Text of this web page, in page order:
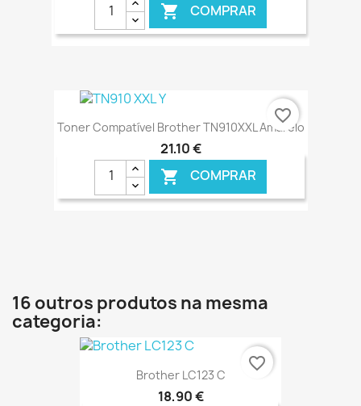
 COMPRAR
€ ONLINE
Toner Compatível Brother TN910XXL Amarelo
21,10 €
 COMPRAR
favorite_border
16 outros produtos na mesma
categoria:
Brother LC123 C
18,90 €
favorite_border